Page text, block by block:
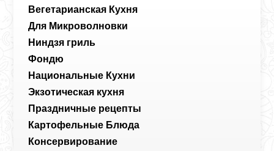
Вегетарианская Кухня
Для Микроволновки
Ниндзя гриль
Фондю
Национальные Кухни
Экзотическая кухня
Праздничные рецепты
Картофельные Блюда
Консервирование